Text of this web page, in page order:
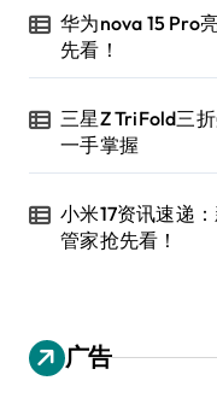
华为nova 15 Pro
先看！
三星Z TriFold三
一手掌握
小米17资讯速递
管家抢先看！
广告